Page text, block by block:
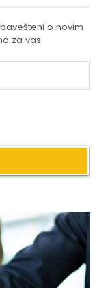
o novim
za vas.